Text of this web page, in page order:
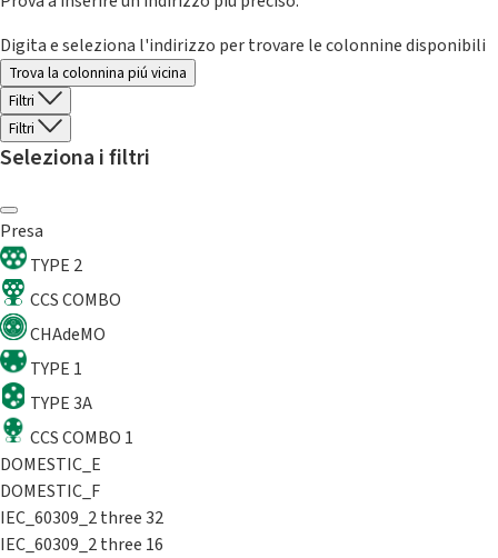
Digita e seleziona l'indirizzo per trovare le colonnine disponibili
Trova la colonnina piú vicina
Filtri
Filtri
Seleziona i filtri
Presa
TYPE 2
CCS COMBO
CHAdeMO
TYPE 1
TYPE 3A
CCS COMBO 1
DOMESTIC_E
DOMESTIC_F
IEC_60309_2 three 32
IEC_60309_2 three 16